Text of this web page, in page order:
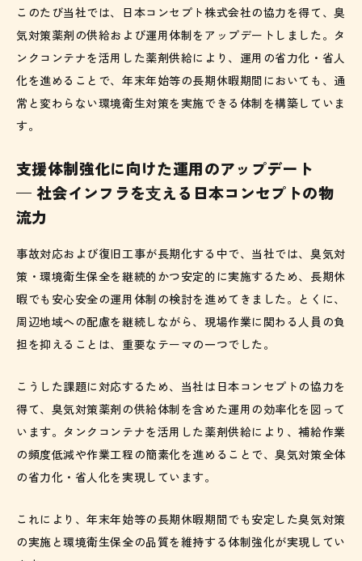
このたび当社では、日本コンセプト株式会社の協力を得て、臭
気対策薬剤の供給および運用体制をアップデートしました。タ
ンクコンテナを活用した薬剤供給により、運用の省力化・省人
化を進めることで、年末年始等の長期休暇期間においても、通
常と変わらない環境衛生対策を実施できる体制を構築していま
す。
支援体制強化に向けた運用のアップデート
— 社会インフラを⽀える日本コンセプトの物
流力
事故対応および復旧工事が長期化する中で、当社では、臭気対
策・環境衛生保全を継続的かつ安定的に実施するため、長期休
暇でも安心安全の運用体制の検討を進めてきました。とくに、
周辺地域への配慮を継続しながら、現場作業に関わる人員の負
担を抑えることは、重要なテーマの一つでした。
こうした課題に対応するため、当社は日本コンセプトの協力を
得て、臭気対策薬剤の供給体制を含めた運用の効率化を図って
います。タンクコンテナを活用した薬剤供給により、補給作業
の頻度低減や作業工程の簡素化を進めることで、臭気対策全体
の省力化・省人化を実現しています。
これにより、年末年始等の長期休暇期間でも安定した臭気対策
の実施と環境衛生保全の品質を維持する体制強化が実現してい